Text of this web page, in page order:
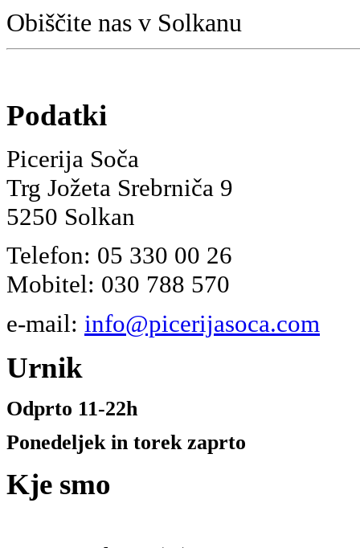
Obiščite nas v Solkanu
Podatki
Picerija Soča
Trg Jožeta Srebrniča 9
5250 Solkan
Telefon: 05 330 00 26
Mobitel: 030 788 570
e-mail: info@picerijasoca.com
Urnik
Odprto 11-22h
Ponedeljek in torek zaprto
Kje smo